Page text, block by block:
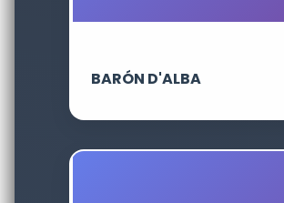
BARÓN D'ALBA